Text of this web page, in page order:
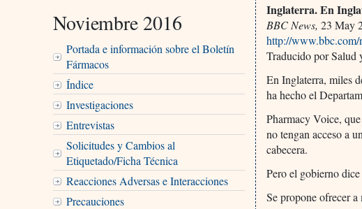
Noviembre 2016
Portada e información sobre el Boletín
Fármacos
Índice
Investigaciones
Entrevistas
Solicitudes y Cambios al
Etiquetado/Ficha Técnica
Reacciones Adversas e Interacciones
Precauciones
Inglaterra. En
BBC News, 23 May
http://www.bbc.com/
Traducido por Salud
En Inglaterra, miles
ha hecho el
Pharmacy Voice,
no tengan acceso a
cabecera.
Pero el gobierno
Se propone ofrecer a